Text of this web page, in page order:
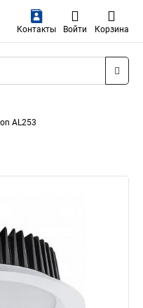
Контакты Войти Корзина
AL253